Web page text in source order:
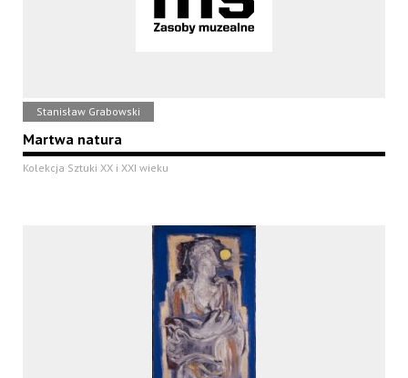
Stanisław Grabowski
Martwa natura
Kolekcja Sztuki XX i XXI wieku